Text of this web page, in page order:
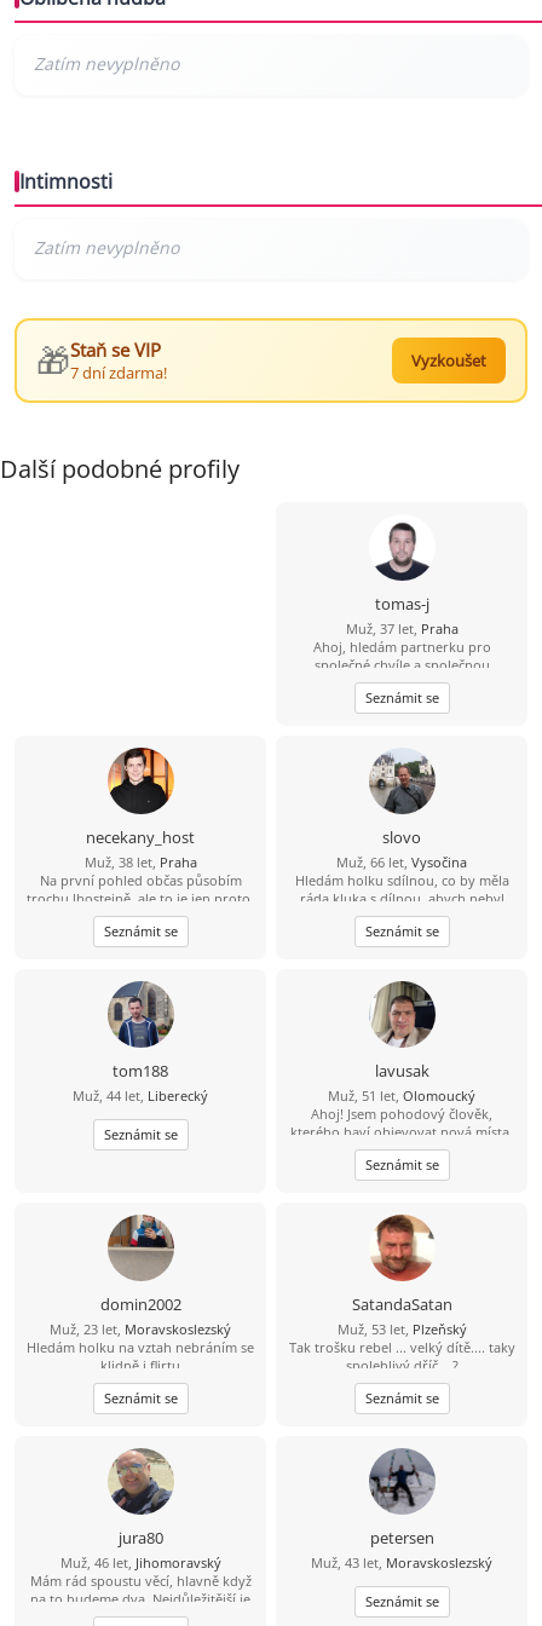
Intimnosti
🎁Staň se VIP
7 dní zdarma!
Vyzkoušet
Další podobné profily
tomas-j
Muž, 37 let, Praha
Ahoj, hledám partnerku pro
společné chvíle a společnou
budoucnost. Rád bych se s někým
seznámil. Věřím, že skutečné
partnerství mezi 2 lidmi existuje. S
Seznámit se
necekany_host
Muž, 38 let, Praha
Na první pohled občas působím
trochu lhostejně, ale to je jen proto,
že svět raději tiše vnímám, než abych
měl potřebu ho neustále
komentovat. Pokud se se mnou
přeskočí sama.
Seznámit se
slovo
Muž, 66 let, Vysočina
Hledám holku sdílnou, co by měla
ráda kluka s dílnou, abych nebyl
sám.
Seznámit se
tom188
Muž, 44 let, Liberecký
Seznámit se
lavusak
Muž, 51 let, Olomoucký
Ahoj! Jsem pohodový člověk,
kterého baví objevovat nová místa,
zajít si na dobrou kávu nebo jídlo a
ve volném čase se věnuji [cvičení,
boxu, rád chodím na
společné zážitky, upřímné
rozhovory a časem třeba i pro vážný
vztah, kde se budeme navzájem
podporovat.“
Seznámit se
domin2002
Muž, 23 let, Moravskoslezský
Hledám holku na vztah nebráním se
klidně i flirtu
Seznámit se
SatandaSatan
Muž, 53 let, Plzeňský
Tak trošku rebel ... velký dítě.... taky
spolehlivý dříč ...?
Seznámit se
jura80
Muž, 46 let, Jihomoravský
Mám rád spoustu věcí, hlavně když
na to budeme dva. Nejdůležitější je
důvěra, upřímnost a vzájemný
petersen
Muž, 43 let, Moravskoslezský
Seznámit se